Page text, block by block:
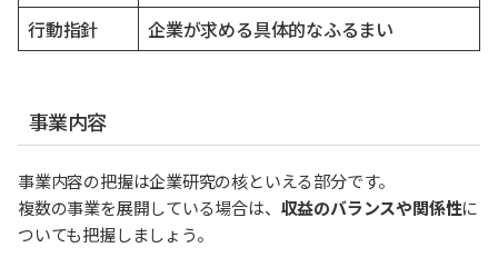
行動指針
企業が求める具体的なふるまい
事業内容
事業内容の把握は企業研究の核といえる部分です。
複数の事業を展開している場合は、 収益のバランスや関係性に
ついても把握しましょう。